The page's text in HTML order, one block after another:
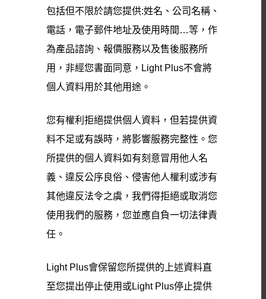
包括但不限於請您提供:姓名、公司名稱、
電話，電子郵件地址及使用時間…等，作
為產品諮詢、報價服務以及售後服務所
用，非經您書面同意，Light Plus不會將
個人資料用於其他用途。
您有權利拒絕提供個人資料，但若提供資
料不足或有誤時，將影響服務完整性。您
所提供的個人資料如有刻意冒用他人名
義、違反公序良俗、侵害他人權利或涉有
其他違反法令之虞，我們得拒絕或取消您
使用我們的服務，您並應自負一切法律責
任。
Light Plus會保留您所提供的上述資料直
至您提出停止使用或Light Plus停止提供